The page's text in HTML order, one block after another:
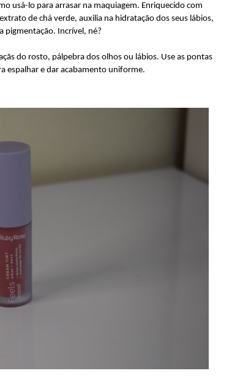
usá-lo para arrasar na maquiagem. Enriquecido com
de chá verde, auxilia na hidratação dos seus lábios,
pigmentação. Incrível, né?
do rosto, pálpebra dos olhos ou lábios. Use as pontas
espalhar e dar acabamento uniforme.